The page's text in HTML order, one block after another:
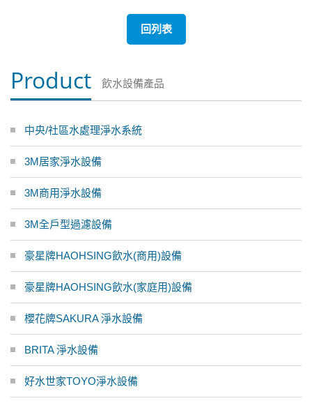
回列表
Product 飲水設備產品
中央/社區水處理淨水系統
3M居家淨水設備
3M商用淨水設備
3M全戶型過濾設備
豪星牌HAOHSING飲水(商用)設備
豪星牌HAOHSING飲水(家庭用)設備
櫻花牌SAKURA 淨水設備
BRITA 淨水設備
好水世家TOYO淨水設備